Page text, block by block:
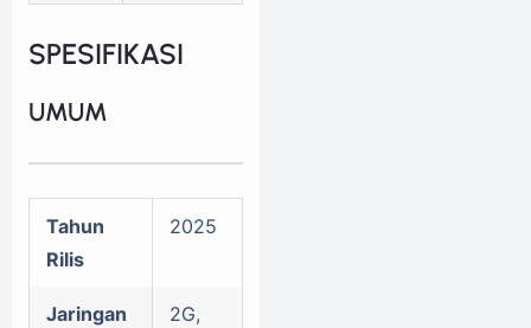
SPESIFIKASI
UMUM
Tahun
Rilis
2025
Jaringan
2G,